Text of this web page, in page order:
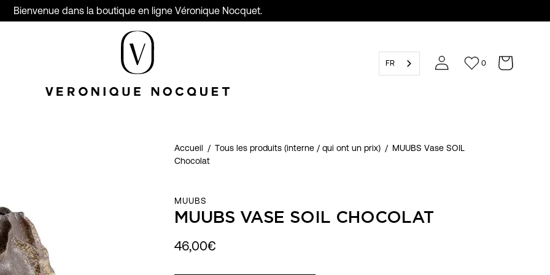
Bienvenue dans la boutique en ligne Véronique Nocquet.
FR 0
Accueil / Tous les produits (interne / qui ont un prix) / MUUBS Vase SOIL
Chocolat
MUUBS
MUUBS VASE SOIL CHOCOLAT
46,00€